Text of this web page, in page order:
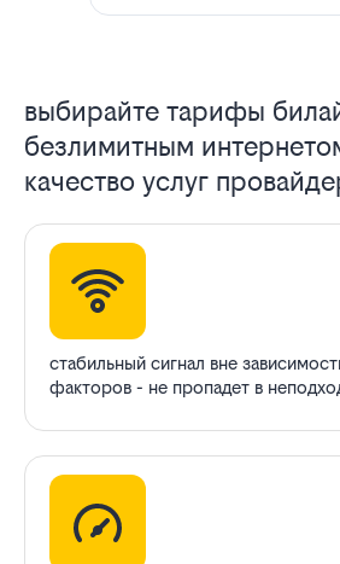
выбирайте тарифы
безлимитным
качество услуг
стабильный сигнал вне
факторов - не пропадет в